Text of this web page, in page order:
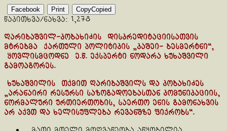
Facebook Print CopyCopied
წაკითხვა/ნახვა: 1,278
ღარიბაშვილ-კობახიძის დისკრედიტაციისათვის
მტრებმა ქართული პოლიტიკის „კაშეი- ბესმერტნი“,
ყოვლისმცოდნე ე.წ. ექსპერტი ნოდარა ხუხაშვილი
გამოაგორეს.
ხუხაშვილის თქმით ღარიბაშვილს და კობახიძეს
„არანაირი რესურსი საზოგადოებასთან კომუნიკაციის,
ნორმალური ურთიერთობის, საერთო ენის გამონახვის
არ აქვთ და ხელისუფლება რევანშზე ფიქრობს“.